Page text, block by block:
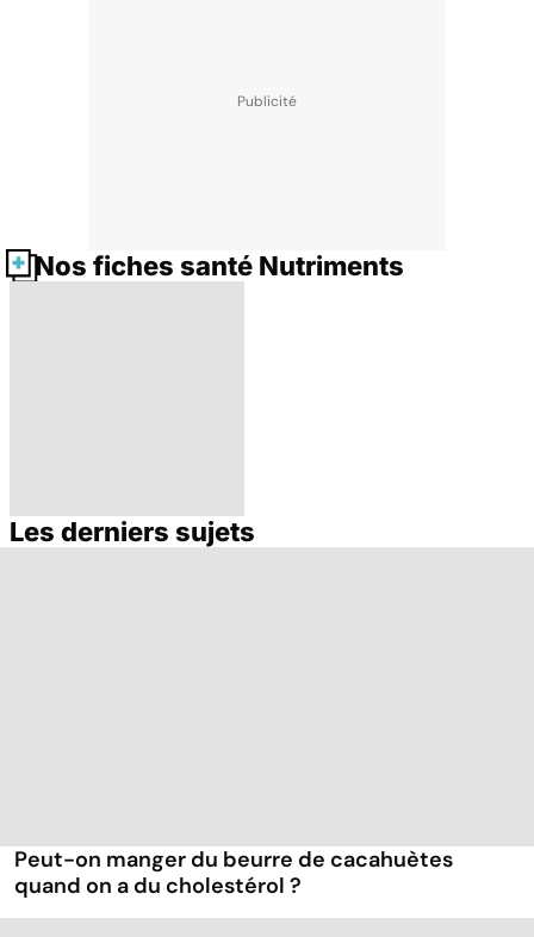
Nos fiches santé Nutriments
Intestin irritable :
Les derniers sujets
Peut-on manger du beurre de cacahuètes
quand on a du cholestérol ?